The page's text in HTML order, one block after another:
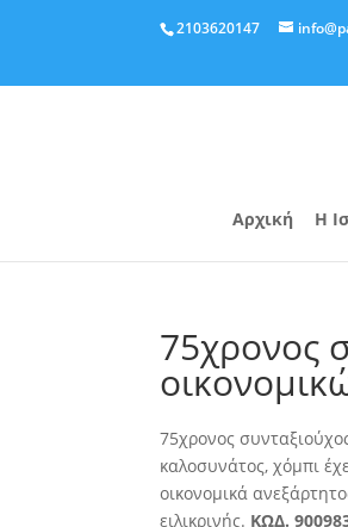
2103620147
Αρχική Η
75χρονος
75χρονος
καλοσυνάτος, χόμπι
οικονομικά
ειλικρινής. ΚΩΔ.